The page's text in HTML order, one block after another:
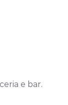
e bar.